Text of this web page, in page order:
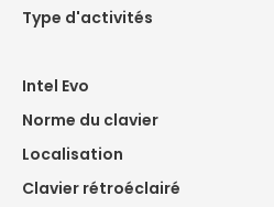
Type d'activités
Intel Evo
Norme du clavier
Localisation
Clavier rétroéclairé